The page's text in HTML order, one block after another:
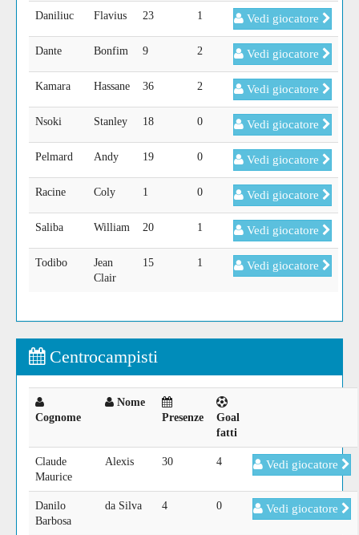
Daniliuc Flavius 23 1 Vedi giocatore
Dante Bonfim 9 2 Vedi giocatore
Kamara Hassane 36 2 Vedi giocatore
Nsoki Stanley 18 0 Vedi giocatore
Pelmard Andy 19 0 Vedi giocatore
Racine Coly 1 0 Vedi giocatore
Saliba William 20 1 Vedi giocatore
Todibo
Jean
Clair
15 1 Vedi giocatore
Centrocampisti
Cognome
Nome
Presenze
Goal
fatti
Claude
Maurice
Alexis 30 4 Vedi giocatore
Danilo
Barbosa
da Silva 4 0 Vedi giocatore